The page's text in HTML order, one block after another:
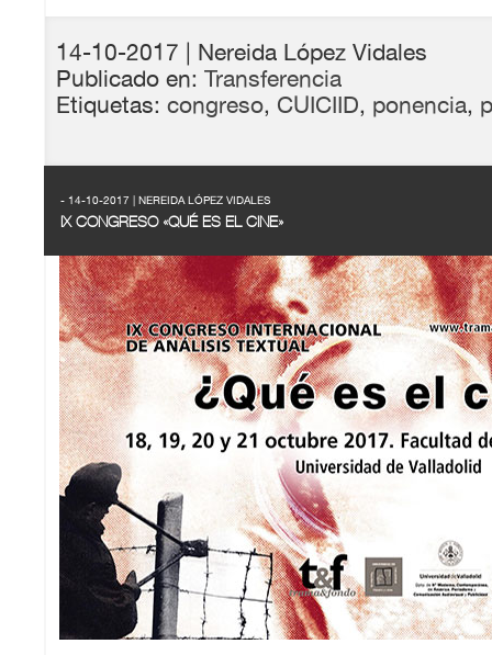
14-10-2017 | Nereida López Vidales
Publicado en: Transferencia
Etiquetas: congreso, CUICIID, ponencia,
- 14-10-2017 | NEREIDA LÓPEZ VIDALES
IX CONGRESO «QUÉ ES EL CINE»